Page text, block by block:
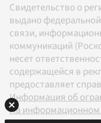
Свидетельство о
выдано
связи,
коммуникаций
несет
содержащейся в
предоставляет
Информация об
На информационном